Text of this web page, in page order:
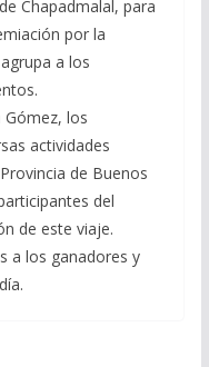
Chapadmalal, para
por la
a los
los
actividades
de Buenos
del
de este viaje.
a los ganadores y